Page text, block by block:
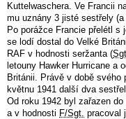
Kuttelwaschera. Ve Francii
mu uznány 3 jisté sestřely (a
Po porážce Francie přelétl s
se lodí dostal do Velké
RAF v hodnosti seržanta (
letouny Hawker Hurricane a
Británii. Právě v době
květnu 1941 další dva
Od roku 1942 byl zařazen
a v hodnosti F/Sgt. pracoval